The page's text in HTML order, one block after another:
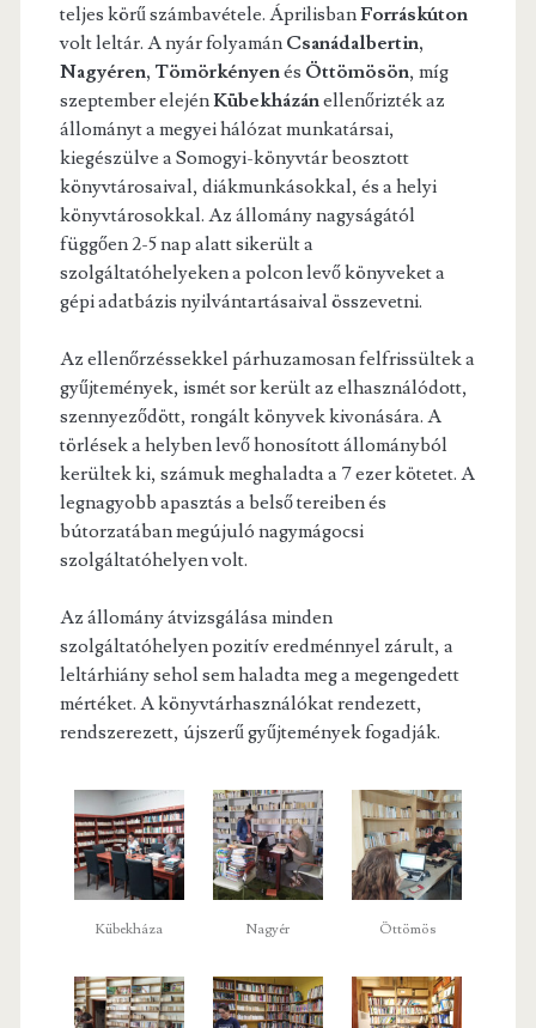
teljes körű számbavétele. ÁprilisbanForráskúton
volt leltár. A nyár folyamán Csanádalbertin,
Nagyéren, Tömörkényenés Öttömösön, míg
szeptember elejénKübekházánellenőrizték az
állományt a megyei hálózat munkatársai,
kiegészülve a Somogyi-könyvtár beosztott
könyvtárosaival, diákmunkásokkal, és a helyi
könyvtárosokkal. Az állomány nagyságától
függően 2-5 nap alatt sikerült a
szolgáltatóhelyeken a polcon levő könyveket a
gépi adatbázis nyilvántartásaival összevetni.
Az ellenőrzéssekkel párhuzamosan felfrissültek a
gyűjtemények, ismét sor került az elhasználódott,
szennyeződött, rongált könyvek kivonására. A
törlések a helyben levő honosított állományból
kerültek ki, számuk meghaladta a 7 ezer kötetet. A
legnagyobb apasztás a belső tereiben és
bútorzatában megújuló nagymágocsi
szolgáltatóhelyen volt.
Az állomány átvizsgálása minden
szolgáltatóhelyen pozitív eredménnyel zárult, a
leltárhiány sehol sem haladta meg a megengedett
mértéket. A könyvtárhasználókat rendezett,
rendszerezett, újszerű gyűjtemények fogadják.
Kübekháza Nagyér Öttömös